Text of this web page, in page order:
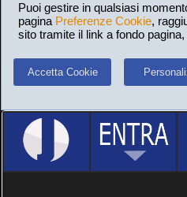
Puoi gestire in qualsiasi
pagina Preferenze Cookie,
sito tramite il link a fondo
Accetta Cookie